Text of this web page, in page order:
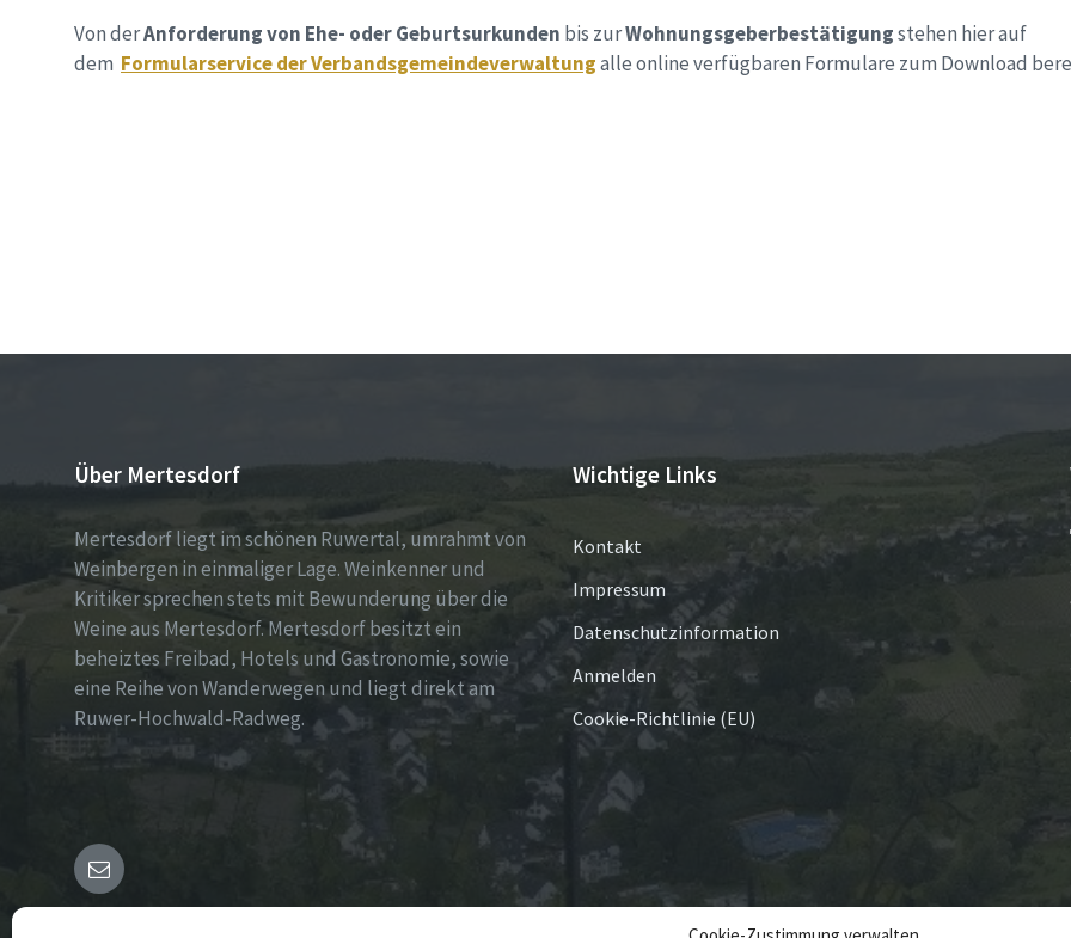
Von derAnforderung von Ehe- oder Geburtsurkunden bis zurWohnungsgeberbestätigungstehen hier auf
dem Formularservice der Verbandsgemeindeverwaltungalle online verfügbaren Formulare zum Download
Über Mertesdorf
Mertesdorf liegt im schönen Ruwertal, umrahmt von
Weinbergen in einmaliger Lage. Weinkenner und
Kritiker sprechen stets mit Bewunderung über die
Weine aus Mertesdorf. Mertesdorf besitzt ein
beheiztes Freibad, Hotels und Gastronomie, sowie
eine Reihe von Wanderwegen und liegt direkt am
Ruwer-Hochwald-Radweg.
Wichtige Links
Kontakt
Impressum
Datenschutzinformation
Anmelden
Cookie-Richtlinie (EU)
E-